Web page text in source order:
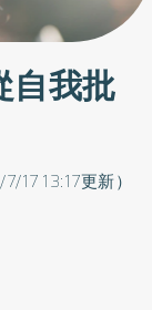
自我批
13:17更新）